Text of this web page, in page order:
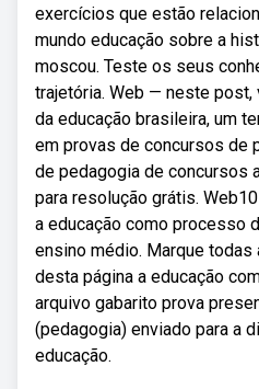
exercícios que estão
mundo educação sobre a
moscou. Teste os seus
trajetória. Web — neste post,
da educação brasileira, um
em provas de concursos de
de pedagogia de concursos
para resolução grátis.
a educação como processo
ensino médio. Marque
desta página a educação
arquivo gabarito prova
(pedagogia) enviado para a
educação.